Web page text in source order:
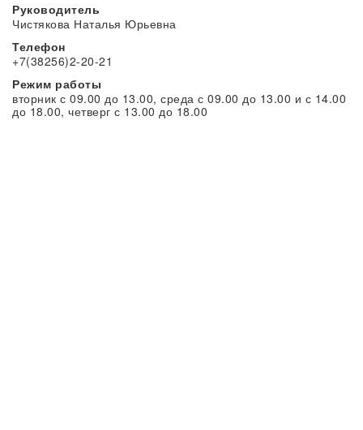
Руководитель
Чистякова Наталья Юрьевна
Телефон
+7(38256)2-20-21
Режим работы
вторник с 09.00 до 13.00, среда с 09.00 до 13.00 и с 14.00
до 18.00, четверг с 13.00 до 18.00